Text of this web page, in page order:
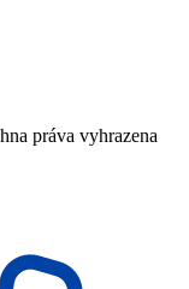
práva vyhrazena